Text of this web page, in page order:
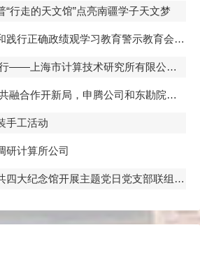
“行走的天文馆”点亮南疆学子天文梦
行正确政绩观学习教育警示教育会举行
算技术研究所有限公司开展2026年度消防安全专项培训
局，申腾公司和东勘院公司开展联组学习和党支部共建
手工活动
研计算所公司
大纪念馆开展主题党日党支部联组学习